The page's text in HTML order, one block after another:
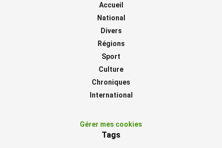
Accueil
National
Divers
Régions
Sport
Culture
Chroniques
International
Gérer mes cookies
Tags